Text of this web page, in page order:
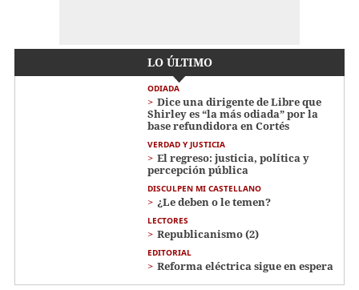
LO ÚLTIMO
ODIADA
Dice una dirigente de Libre que
Shirley es “la más odiada” por la
base refundidora en Cortés
VERDAD Y JUSTICIA
El regreso: justicia, política y
percepción pública
DISCULPEN MI CASTELLANO
¿Le deben o le temen?
LECTORES
Republicanismo (2)
EDITORIAL
Reforma eléctrica sigue en espera